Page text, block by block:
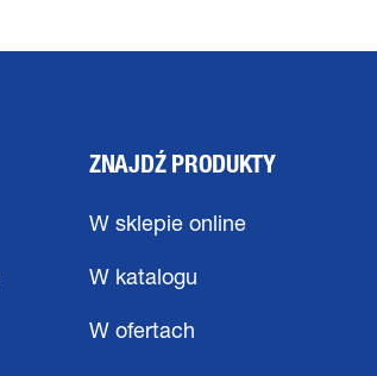
ZNAJDŹ PRODUKTY
W sklepie online
W katalogu
W ofertach